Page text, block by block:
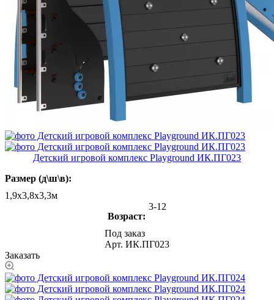
Детский игровой комплекс Playground ИК.ПГ023
Размер (д\ш\в):
1,9х3,8х3,3м
Возраст:
3-12
Под заказ
Арт. ИК.ПГ023
Заказать